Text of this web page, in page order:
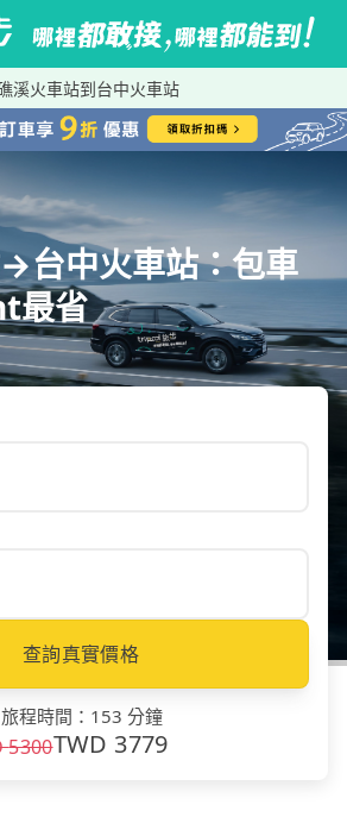
溪火車站到台中火車站
台中火車站：包車
最省
查詢真實價格
旅程時間 ： 153 分鐘
5300TWD 3779